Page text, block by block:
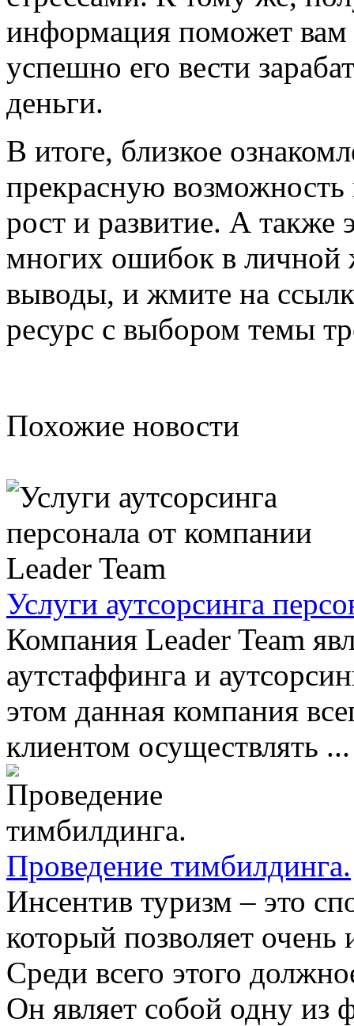
информация поможет вам
успешно его вести
деньги.
В итоге, близкое
прекрасную
рост и развитие. А также
многих ошибок в личной
выводы, и жмите на
ресурс с выбором темы
Похожие новости
Услуги аутсорсинга
Компания Leader Team
аутстаффинга и
этом данная компания
клиентом осуществлять ...
Проведение тимбилдинга.
Инсентив туризм – это
который позволяет очень
Среди всего этого
Он являет собой одну из